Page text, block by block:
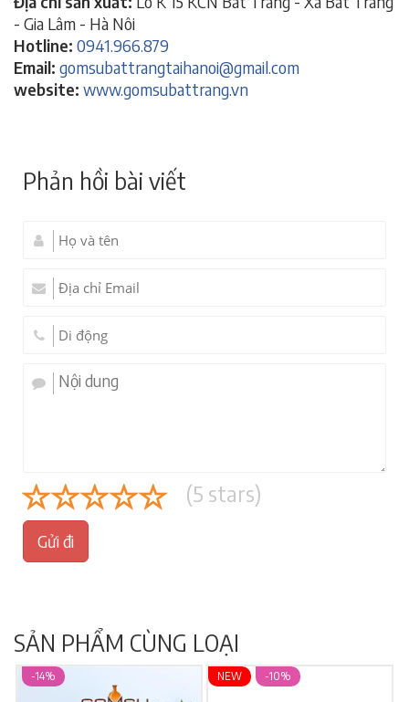
- Gia Lâm - Hà Nôi
Hotline: 0941.966.879
Email: gomsubattrangtaihanoi@gmail.com
website: www.gomsubattrang.vn
Phản hồi bài viết
(5 stars)
Gửi đi
SẢN PHẨM CÙNG LOẠI
-14% NEW -10%